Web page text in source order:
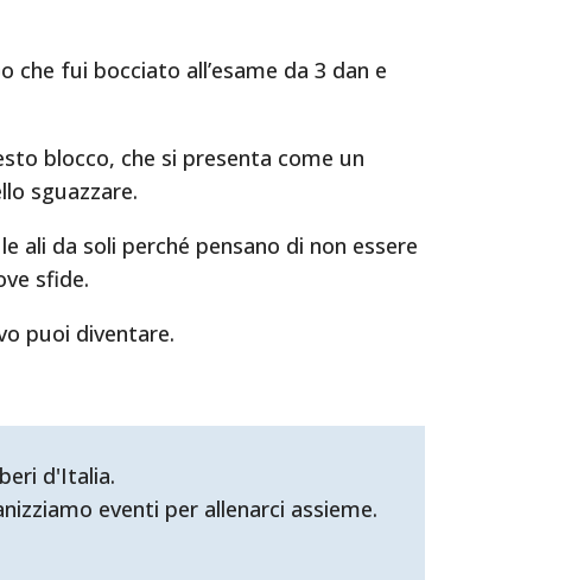
fui bocciato all’esame da 3 dan e
blocco, che si presenta come un
sguazzare.
ali da soli perché pensano di non essere
sfide.
puoi diventare.
d'Italia.
eventi per allenarci assieme.